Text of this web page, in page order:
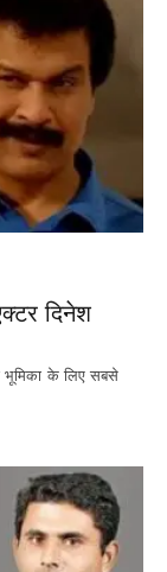
दिनेश
भूमिका के लिए सबसे